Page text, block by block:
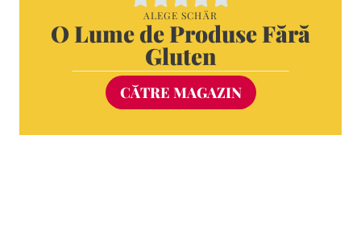
ALEGE SCHÄR
O Lume de Produse Fără
Gluten
CĂTRE MAGAZIN